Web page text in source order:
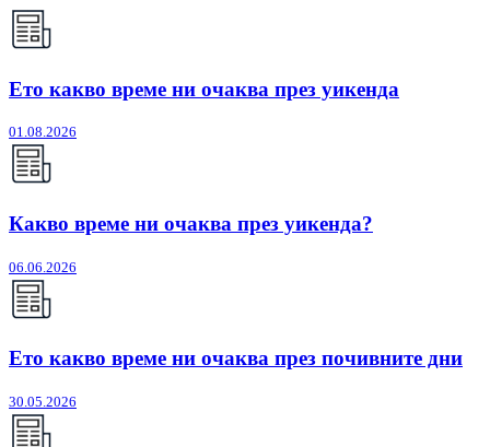
Ето какво време ни очаква през уикенда
01.08.2026
Какво време ни очаква през уикенда?
06.06.2026
Ето какво време ни очаква през почивните дни
30.05.2026